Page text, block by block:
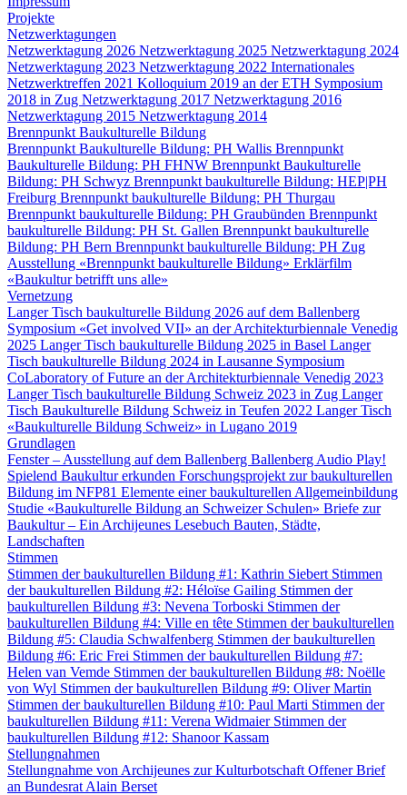
Projekte
Netzwerktagungen
Netzwerktagung 2026 Netzwerktagung 2025 Netzwerktagung 2024
Netzwerktagung 2023 Netzwerktagung 2022 Internationales
Netzwerktreffen 2021 Kolloquium 2019 an der ETH Symposium
2018 in Zug Netzwerktagung 2017 Netzwerktagung 2016
Netzwerktagung 2015 Netzwerktagung 2014
Brennpunkt Baukulturelle Bildung
Brennpunkt Baukulturelle Bildung: PH Wallis Brennpunkt
Baukulturelle Bildung: PH FHNW Brennpunkt Baukulturelle
Bildung: PH Schwyz Brennpunkt baukulturelle Bildung: HEP|PH
Freiburg Brennpunkt baukulturelle Bildung: PH Thurgau
Brennpunkt baukulturelle Bildung: PH Graubünden Brennpunkt
baukulturelle Bildung: PH St. Gallen Brennpunkt baukulturelle
Bildung: PH Bern Brennpunkt baukulturelle Bildung: PH Zug
Ausstellung «Brennpunkt baukulturelle Bildung» Erklärfilm
«Baukultur betrifft uns alle»
Vernetzung
Langer Tisch baukulturelle Bildung 2026 auf dem Ballenberg
Symposium «Get involved VII» an der Architekturbiennale Venedig
2025 Langer Tisch baukulturelle Bildung 2025 in Basel Langer
Tisch baukulturelle Bildung 2024 in Lausanne Symposium
CoLaboratory of Future an der Architekturbiennale Venedig 2023
Langer Tisch baukulturelle Bildung Schweiz 2023 in Zug Langer
Tisch Baukulturelle Bildung Schweiz in Teufen 2022 Langer Tisch
«Baukulturelle Bildung Schweiz» in Lugano 2019
Grundlagen
Fenster – Ausstellung auf dem Ballenberg Ballenberg Audio Play!
Spielend Baukultur erkunden Forschungsprojekt zur baukulturellen
Bildung im NFP81 Elemente einer baukulturellen Allgemeinbildung
Studie «Baukulturelle Bildung an Schweizer Schulen» Briefe zur
Baukultur – Ein Archijeunes Lesebuch Bauten, Städte,
Landschaften
Stimmen
Stimmen der baukulturellen Bildung #1: Kathrin Siebert Stimmen
der baukulturellen Bildung #2: Héloïse Gailing Stimmen der
baukulturellen Bildung #3: Nevena Torboski Stimmen der
baukulturellen Bildung #4: Ville en tête Stimmen der baukulturellen
Bildung #5: Claudia Schwalfenberg Stimmen der baukulturellen
Bildung #6: Eric Frei Stimmen der baukulturellen Bildung #7:
Helen van Vemde Stimmen der baukulturellen Bildung #8: Noëlle
von Wyl Stimmen der baukulturellen Bildung #9: Oliver Martin
Stimmen der baukulturellen Bildung #10: Paul Marti Stimmen der
baukulturellen Bildung #11: Verena Widmaier Stimmen der
baukulturellen Bildung #12: Shanoor Kassam
Stellungnahmen
Stellungnahme von Archijeunes zur Kulturbotschaft Offener Brief
an Bundesrat Alain Berset